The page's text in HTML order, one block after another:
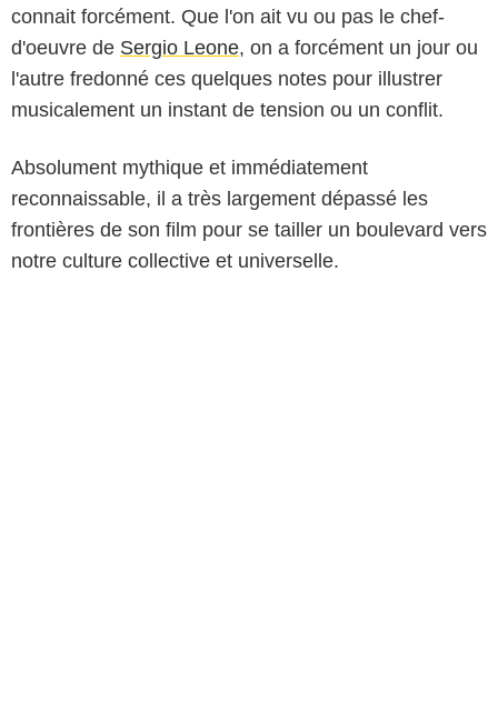
connait forcément. Que l'on ait vu ou pas le chef-
d'oeuvre de Sergio Leone, on a forcément un jour ou
l'autre fredonné ces quelques notes pour illustrer
musicalement un instant de tension ou un conflit.
Absolument mythique et immédiatement
reconnaissable, il a très largement dépassé les
frontières de son film pour se tailler un boulevard vers
notre culture collective et universelle.